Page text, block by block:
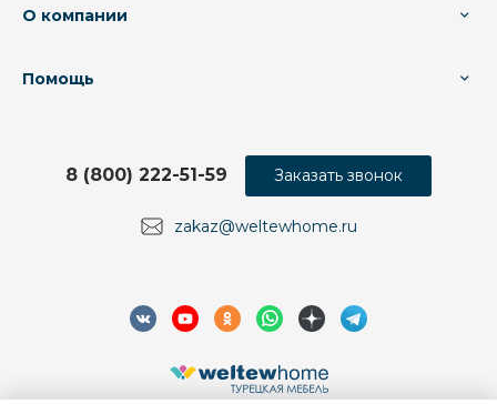
О компании
Помощь
zakaz@weltewhome.ru
8 (800) 222-51-59 Заказать звонок